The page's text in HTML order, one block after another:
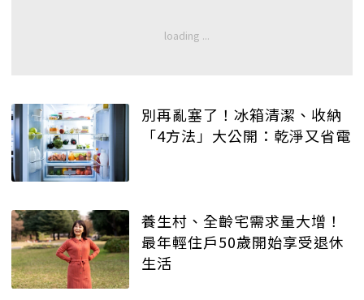
別再亂塞了！冰箱清潔、收納
「4方法」大公開：乾淨又省電
養生村、全齡宅需求量大增！
最年輕住戶50歲開始享受退休
生活